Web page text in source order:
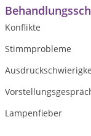
Konflikte
Stimmprobleme
Lampenfieber